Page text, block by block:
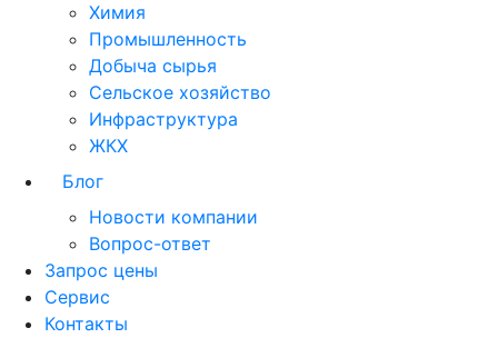
Химия
Промышленность
Добыча сырья
Сельское хозяйство
Инфраструктура
ЖКХ
Блог
Новости компании
Вопрос-ответ
Запрос цены
Сервис
Контакты